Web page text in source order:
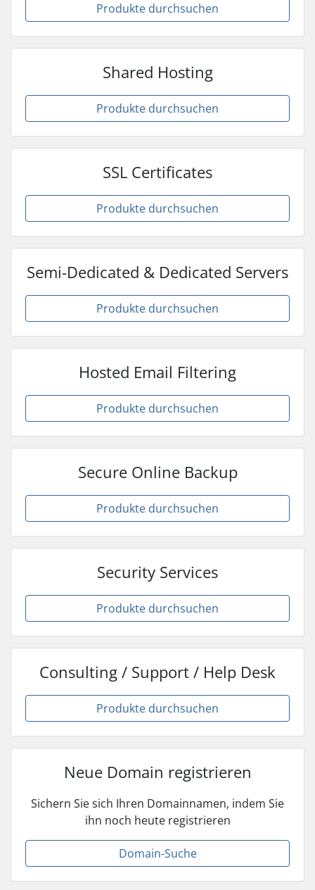
Produkte durchsuchen
Shared Hosting
Produkte durchsuchen
SSL Certificates
Produkte durchsuchen
Semi-Dedicated & Dedicated Servers
Produkte durchsuchen
Hosted Email Filtering
Produkte durchsuchen
Secure Online Backup
Produkte durchsuchen
Security Services
Produkte durchsuchen
Consulting / Support / Help Desk
Produkte durchsuchen
Neue Domain registrieren
Sichern Sie sich Ihren Domainnamen, indem Sie
ihn noch heute registrieren
Domain-Suche